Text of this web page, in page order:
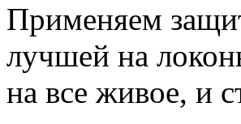
Применяем
лучшей на
на все живое, и